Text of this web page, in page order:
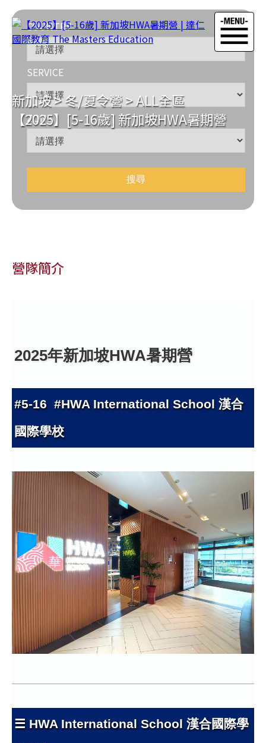
新加坡>冬/夏令營>ALL全區
【2025】[5-16歲] 新加坡HWA暑期營
COUNTRY
SERVICE
ZONE
營隊簡介
2025年新加坡HWA暑期營
#5-16 #HWA International School 漢合
國際學校
☰ HWA International School 漢合國際學